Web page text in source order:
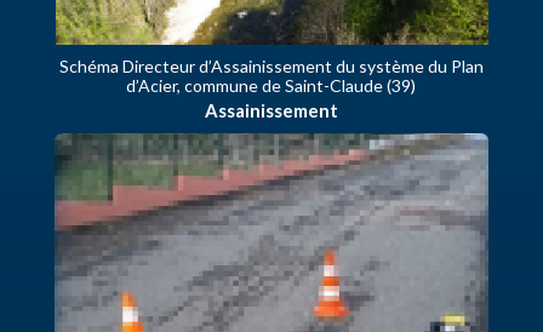
Schéma Directeur d’Assainissement du système du Plan
d’Acier, commune de Saint-Claude (39)
Assainissement